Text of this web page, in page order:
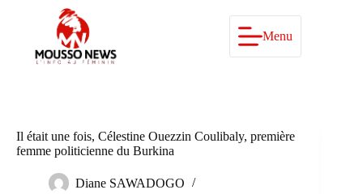
Menu
Il était une fois, Célestine Ouezzin Coulibaly, première
femme politicienne du Burkina
Diane SAWADOGO